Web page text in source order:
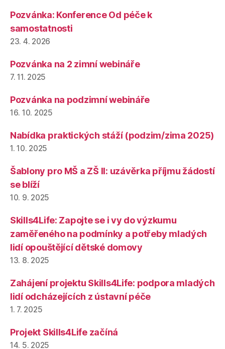
Pozvánka: Konference Od péče k
samostatnosti
23. 4. 2026
Pozvánka na 2 zimní webináře
7. 11. 2025
Pozvánka na podzimní webináře
16. 10. 2025
Nabídka praktických stáží (podzim/zima 2025)
1. 10. 2025
Šablony pro MŠ a ZŠ II: uzávěrka příjmu žádostí
se blíží
10. 9. 2025
Skills4Life: Zapojte se i vy do výzkumu
zaměřeného na podmínky a potřeby mladých
lidí opouštějící dětské domovy
13. 8. 2025
Zahájení projektu Skills4Life: podpora mladých
lidí odcházejících z ústavní péče
1. 7. 2025
Projekt Skills4Life začíná
14. 5. 2025